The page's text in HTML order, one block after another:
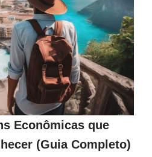
Econômicas que
(Guia Completo)